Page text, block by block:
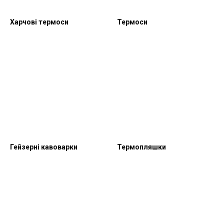
Харчові термоси Термоси
Гейзерні кавоварки Термопляшки